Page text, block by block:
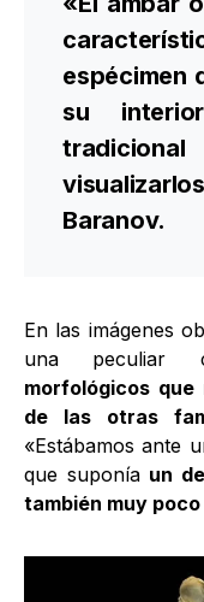
espécimen
su
Baranov.
En las imágenes
una peculiar
morfológicos
de las otras
«Estábamos ante
que suponía un
también muy